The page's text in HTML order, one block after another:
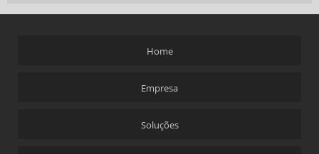
Home
Empresa
Soluções